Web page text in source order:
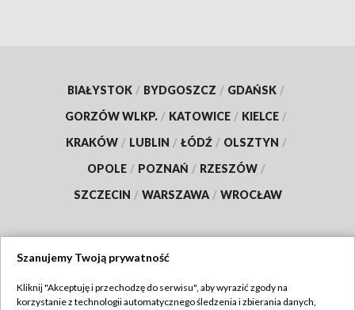
BIAŁYSTOK / BYDGOSZCZ / GDAŃSK /
GORZÓW WLKP. / KATOWICE / KIELCE /
KRAKÓW / LUBLIN / ŁÓDŹ / OLSZTYN /
OPOLE / POZNAŃ / RZESZÓW /
SZCZECIN / WARSZAWA / WROCŁAW
TVP
Szanujemy Twoją prywatność
Kliknij "Akceptuję i przechodzę do serwisu", aby wyrazić zgody na
korzystanie z technologii automatycznego śledzenia i zbierania danych,